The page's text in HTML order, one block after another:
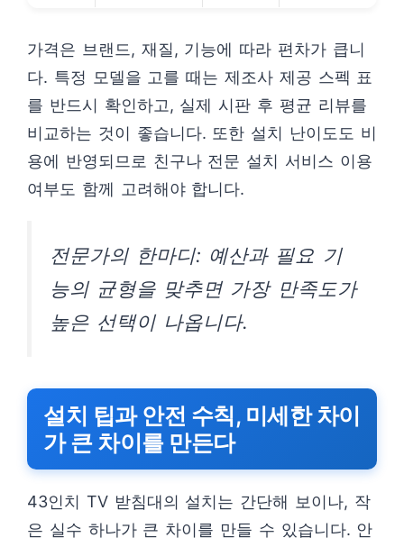
가격은 브랜드, 재질, 기능에 따라 편차가 큽니
다. 특정 모델을 고를 때는 제조사 제공 스펙 표
를 반드시 확인하고, 실제 시판 후 평균 리뷰를
비교하는 것이 좋습니다. 또한 설치 난이도도 비
용에 반영되므로 친구나 전문 설치 서비스 이용
여부도 함께 고려해야 합니다.
전문가의 한마디: 예산과 필요 기
능의 균형을 맞추면 가장 만족도가
높은 선택이 나옵니다.
설치 팁과 안전 수칙, 미세한 차이
가 큰 차이를 만든다
43인치 TV 받침대의 설치는 간단해 보이나, 작
은 실수 하나가 큰 차이를 만들 수 있습니다. 안